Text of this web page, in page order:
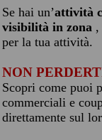
Se hai un’attività
visibilità in zona ,
per la tua attività.
NON
Scopri come puoi
commerciali e
direttamente sul